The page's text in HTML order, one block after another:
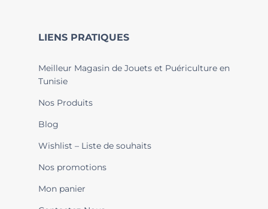
LIENS PRATIQUES
Meilleur Magasin de Jouets et Puériculture en
Tunisie
Nos Produits
Blog
Wishlist – Liste de souhaits
Nos promotions
Mon panier